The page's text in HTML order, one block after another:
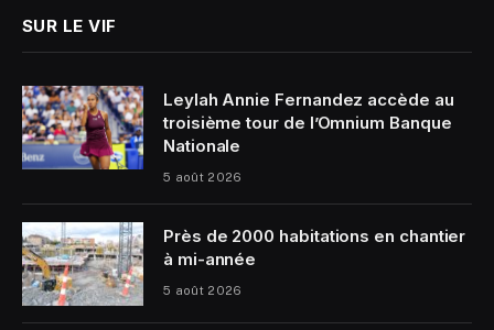
SUR LE VIF
Leylah Annie Fernandez accède au
troisième tour de l’Omnium Banque
Nationale
5 août 2026
Près de 2000 habitations en chantier
à mi-année
5 août 2026